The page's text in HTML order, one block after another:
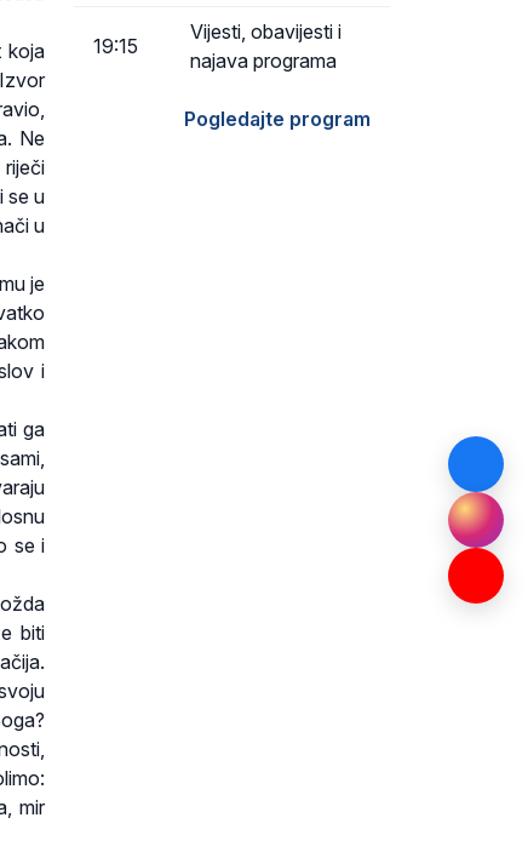
koja
Ne
se u
u
je
i
ga
se i
biti
mir
19:15
Vijesti, obavijesti i
najava programa
Pogledajte program